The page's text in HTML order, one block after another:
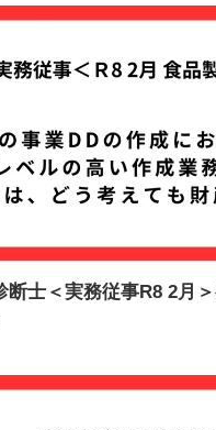
断士＜実務従事R8 2月